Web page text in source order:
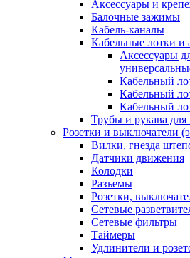
Аксессуары и
Балочные зажимы
Кабель-каналы
Кабельные лотки и
Аксессуары
Кабельный
Кабельный
Кабельный
Трубы и рукава для
Розетки и выключатели
Вилки, гнезда
Датчики движения
Колодки
Разъемы
Розетки,
Сетевые
Сетевые фильтры
Таймеры
Удлинители и